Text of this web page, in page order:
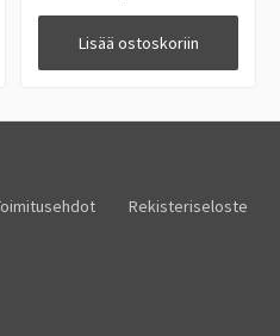
Lisää ostoskoriin
Rekisteriseloste